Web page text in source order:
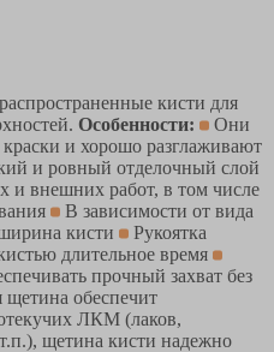
кисти для
Особенности:
Они
и хорошо разглаживают
и ровный отделочный слой
и внешних работ, в том числе
В зависимости от вида
кисти
Рукоятка
длительное время
прочный захват без
обеспечит
ЛКМ (лаков,
щетина кисти надежно